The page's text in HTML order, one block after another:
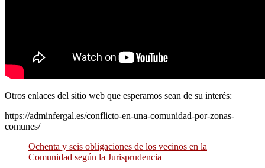
Otros enlaces del sitio web que esperamos sean de su interés:
https://adminfergal.es/conflicto-en-una-comunidad-por-zonas-
comunes/
Ochenta y seis obligaciones de los vecinos en la
Comunidad según la Jurisprudencia